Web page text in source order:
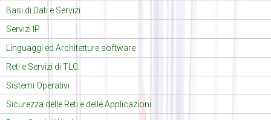
Basi di Dati e Servizi
Servizi IP
Linguaggi ed Architetture software
Reti e Servizi di TLC
Sistemi Operativi
Sicurezza delle Reti e delle Applicazioni